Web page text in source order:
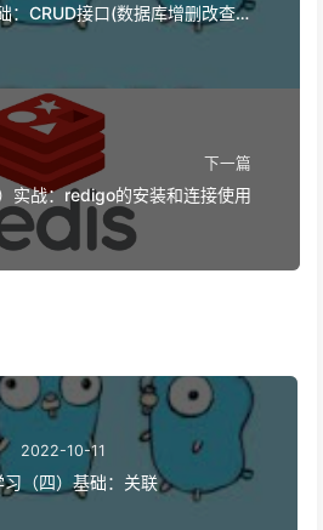
：CRUD接口(数据库增删改查
下一篇
实战：redigo的安装和连接使用
2022-10-11
习（四）基础：关联